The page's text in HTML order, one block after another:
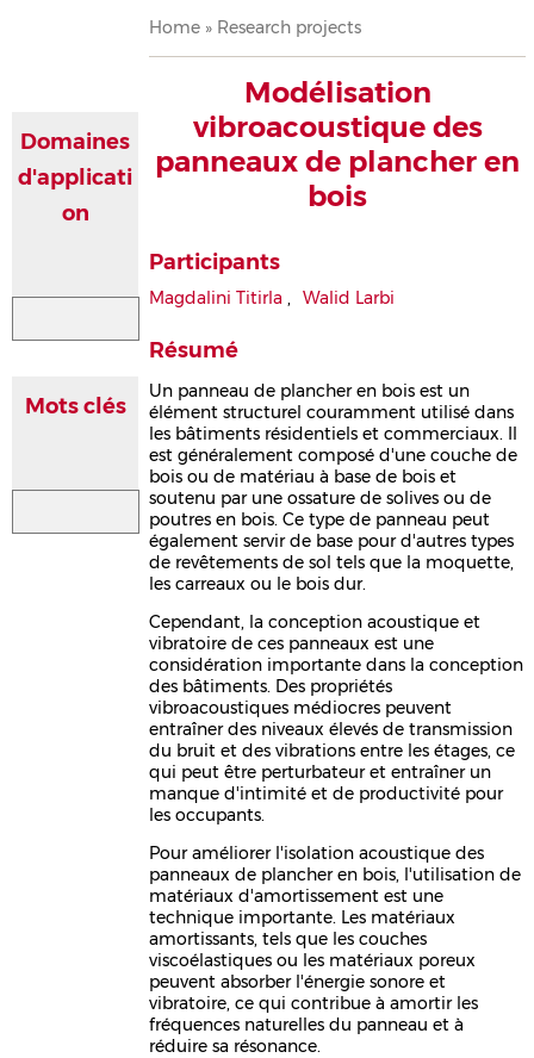
Breadcrumb
Home Research projects
Modélisation
vibroacoustique des
panneaux de plancher en
bois
Participants
Magdalini Titirla , Walid Larbi
Résumé
Un panneau de plancher en bois est un
élément structurel couramment utilisé dans
les bâtiments résidentiels et commerciaux. Il
est généralement composé d'une couche de
bois ou de matériau à base de bois et
soutenu par une ossature de solives ou de
poutres en bois. Ce type de panneau peut
également servir de base pour d'autres types
de revêtements de sol tels que la moquette,
les carreaux ou le bois dur.
Cependant, la conception acoustique et
vibratoire de ces panneaux est une
considération importante dans la conception
des bâtiments. Des propriétés
vibroacoustiques médiocres peuvent
entraîner des niveaux élevés de transmission
du bruit et des vibrations entre les étages, ce
qui peut être perturbateur et entraîner un
manque d'intimité et de productivité pour
les occupants.
Pour améliorer l'isolation acoustique des
panneaux de plancher en bois, l'utilisation de
matériaux d'amortissement est une
technique importante. Les matériaux
amortissants, tels que les couches
viscoélastiques ou les matériaux poreux
peuvent absorber l'énergie sonore et
vibratoire, ce qui contribue à amortir les
fréquences naturelles du panneau et à
réduire sa résonance.
Domaines
d'applicati
on
Mots clés